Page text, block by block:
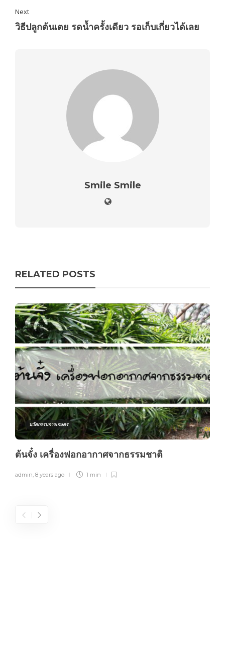
Next
วิธีปลูกต้นเตย รดน้ำครั้งเดียว รอเก็บเกี่ยวได้เลย
Smile Smile
RELATED POSTS
นวัตกรรมการเกษตร
ต้นจั๋ง เครื่องฟอกอากาศจากธรรมชาติ
admin, 8 years ago 1 min